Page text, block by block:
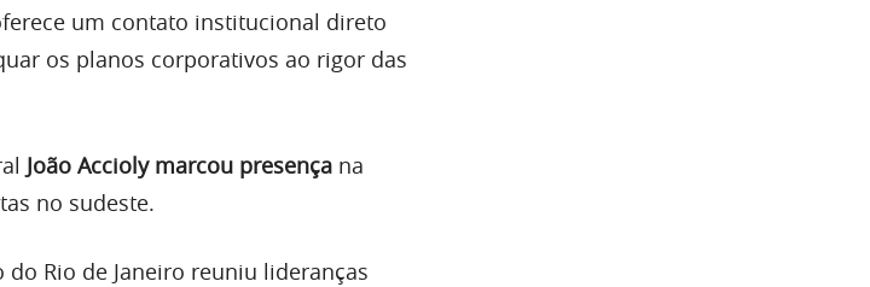
um contato institucional direto
os planos corporativos ao rigor das
João Accioly marcou presença na
no sudeste.
Rio de Janeiro reuniu lideranças